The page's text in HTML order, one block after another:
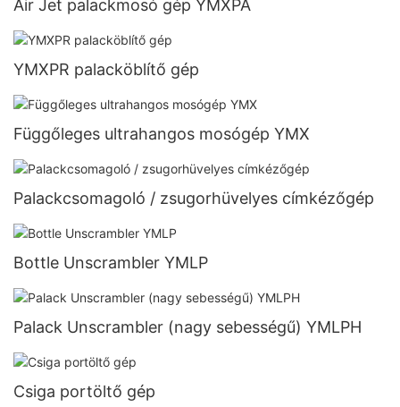
Air Jet palackmosó gép YMXPA
YMXPR palacköblítő gép
Függőleges ultrahangos mosógép YMX
Palackcsomagoló / zsugorhüvelyes címkézőgép
Bottle Unscrambler YMLP
Palack Unscrambler (nagy sebességű) YMLPH
Csiga portöltő gép